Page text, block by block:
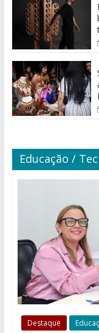
Educação /
Destaque